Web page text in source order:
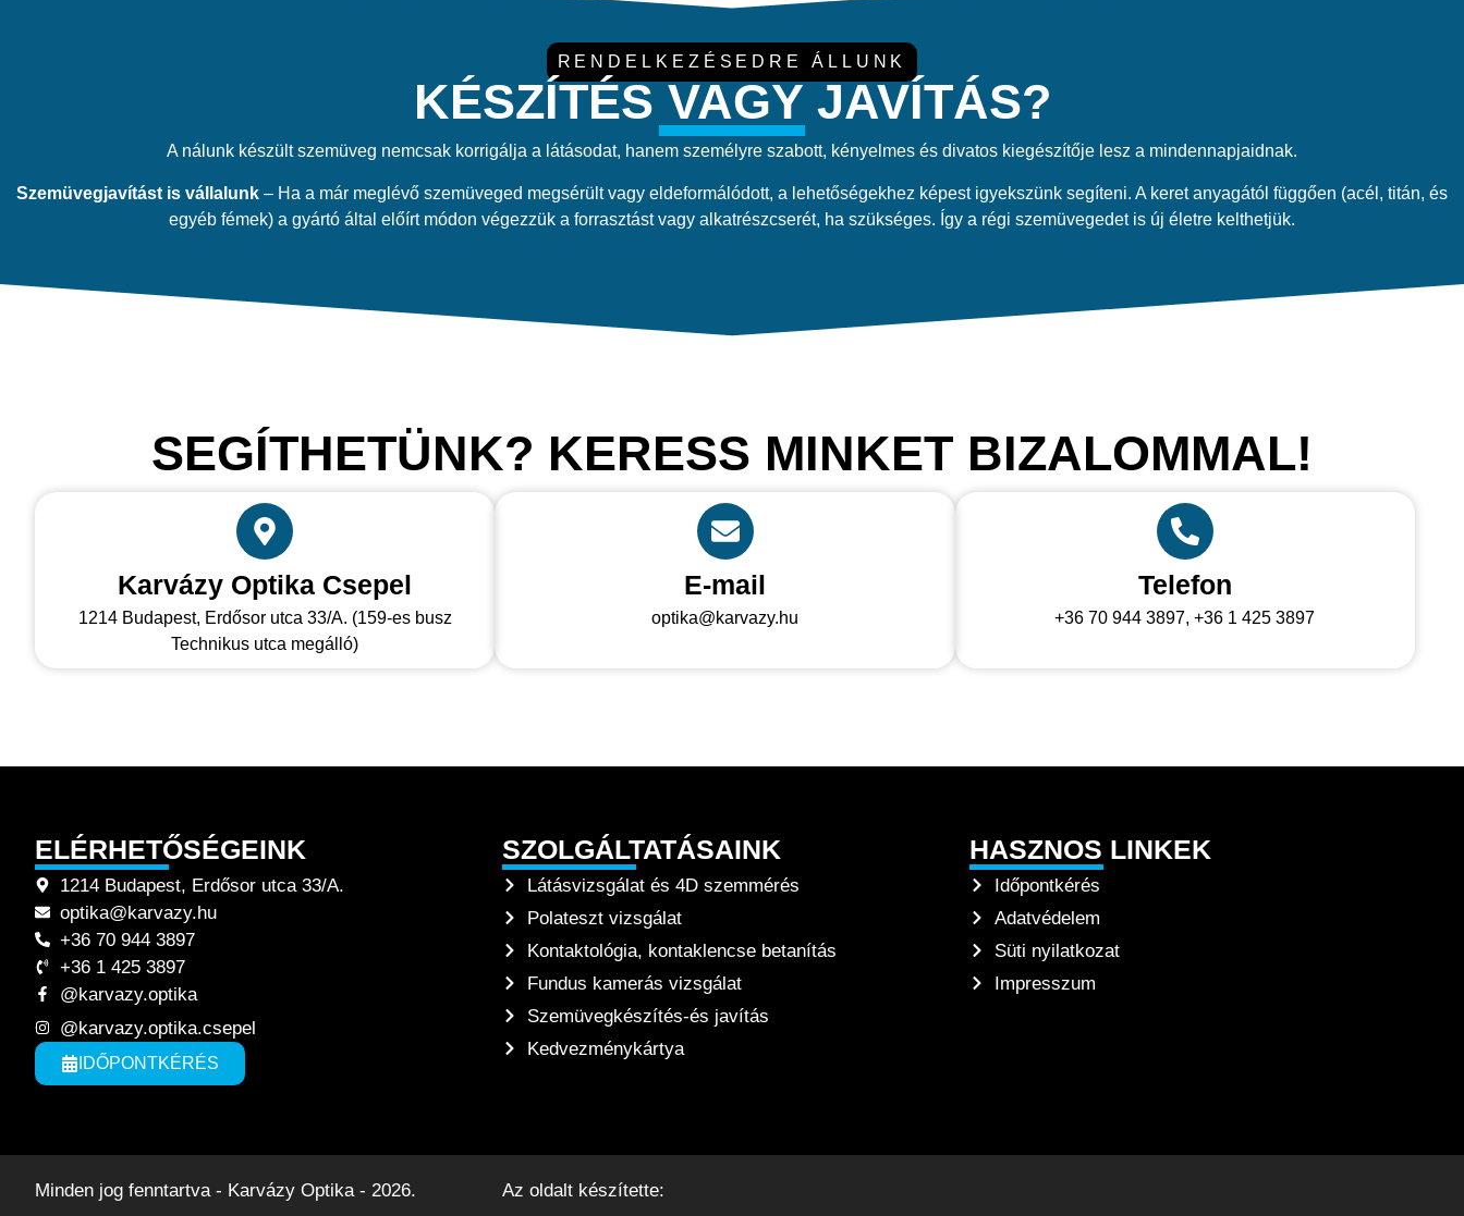
RENDELKEZÉSEDRE ÁLLUNK
KÉSZÍTÉS VAGY JAVÍTÁS?
A nálunk készült szemüveg nemcsak korrigálja a látásodat, hanem személyre szabott, kényelmes és divatos kiegészítője lesz a mindennapjaidnak.
Szemüvegjavítást is vállalunk – Ha a már meglévő szemüveged megsérült vagy eldeformálódott, a lehetőségekhez képest igyekszünk segíteni. A keret anyagától függően (acél, titán, és
egyéb fémek) a gyártó által előírt módon végezzük a forrasztást vagy alkatrészcserét, ha szükséges. Így a régi szemüvegedet is új életre kelthetjük.
SEGÍTHETÜNK? KERESS MINKET BIZALOMMAL!
Karvázy Optika Csepel
1214 Budapest, Erdősor utca 33/A. (159-es busz
Technikus utca megálló)
E-mail
optika@karvazy.hu
Telefon
+36 70 944 3897, +36 1 425 3897
ELÉRHETŐSÉGEINK
1214 Budapest, Erdősor utca 33/A.
optika@karvazy.hu
+36 70 944 3897
+36 1 425 3897
@karvazy.optika
@karvazy.optika.csepel
IDŐPONTKÉRÉS
SZOLGÁLTATÁSAINK
Látásvizsgálat és 4D szemmérés
Polateszt vizsgálat
Kontaktológia, kontaklencse betanítás
Fundus kamerás vizsgálat
Szemüvegkészítés-és javítás
Kedvezménykártya
HASZNOS LINKEK
Időpontkérés
Adatvédelem
Süti nyilatkozat
Impresszum
Minden jog fenntartva - Karvázy Optika - 2026. Az oldalt készítette: